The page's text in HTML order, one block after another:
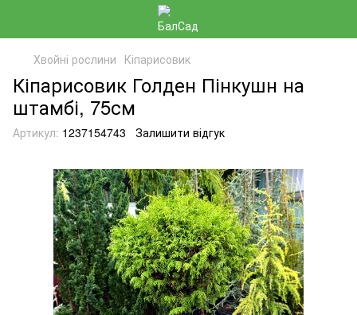
Хвойні рослини Кіпарисовик
Кіпарисовик Голден Пінкушн на
штамбі, 75см
Артикул: 1237154743 Залишити відгук